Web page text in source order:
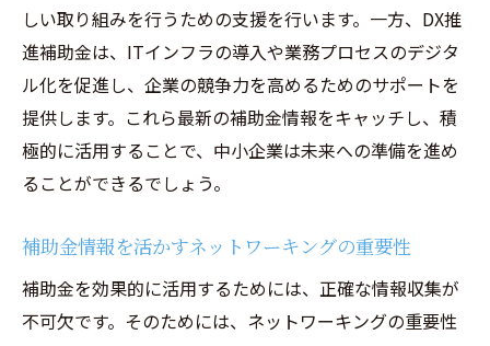
しい取り組みを行うための支援を行います。一方、DX推
進補助金は、ITインフラの導入や業務プロセスのデジタ
ル化を促進し、企業の競争力を高めるためのサポートを
提供します。これら最新の補助金情報をキャッチし、積
極的に活用することで、中小企業は未来への準備を進め
ることができるでしょう。
補助金情報を活かすネットワーキングの重要性
補助金を効果的に活用するためには、正確な情報収集が
不可欠です。そのためには、ネットワーキングの重要性